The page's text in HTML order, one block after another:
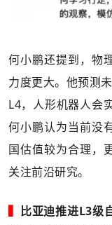
何小鹏还提到，物
力度更大。他预测
L4，人形机器人会
何小鹏认为当前没
国估值较为合理，
关注前沿研究。
比亚迪推进L3级